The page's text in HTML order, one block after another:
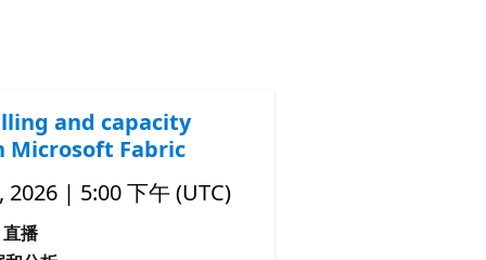
and capacity
Microsoft Fabric
2026 | 5:00 下午 (UTC)
播